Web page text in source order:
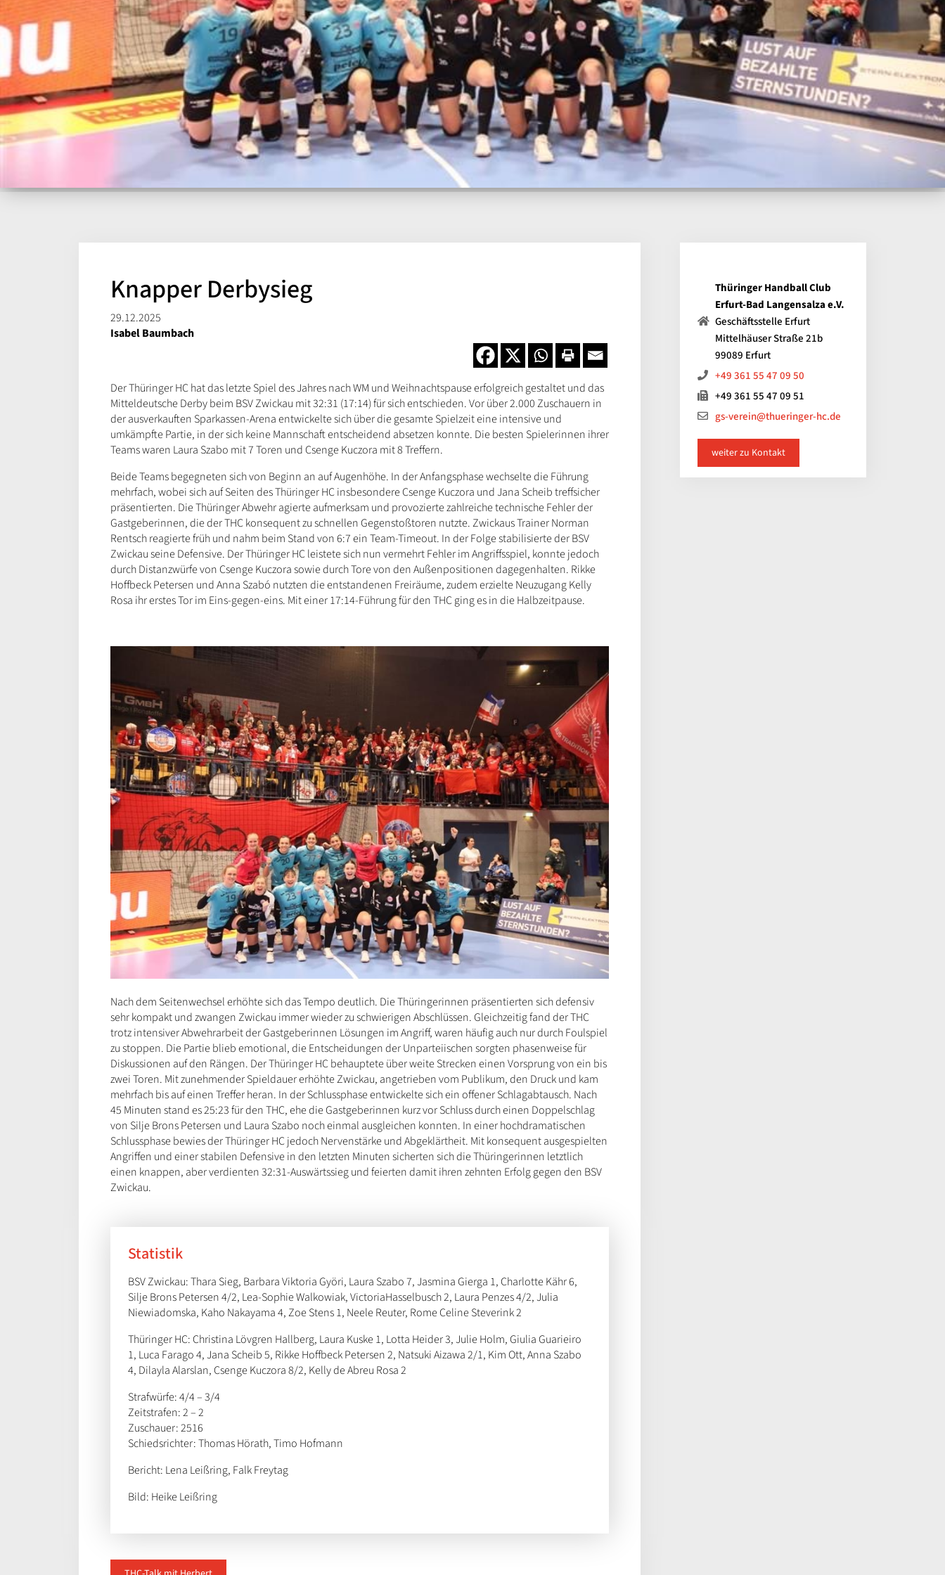
Knapper Derbysieg
29.12.2025
Isabel Baumbach
Der Thüringer HC hat das letzte Spiel des Jahres nach WM und Weihnachtspause erfolgreich gestaltet und das
Mitteldeutsche Derby beim BSV Zwickau mit 32:31 (17:14) für sich entschieden. Vor über 2.000 Zuschauern in
der ausverkauften Sparkassen-Arena entwickelte sich über die gesamte Spielzeit eine intensive und
umkämpfte Partie, in der sich keine Mannschaft entscheidend absetzen konnte. Die besten Spielerinnen ihrer
Teams waren Laura Szabo mit 7 Toren und Csenge Kuczora mit 8 Treffern.
Beide Teams begegneten sich von Beginn an auf Augenhöhe. In der Anfangsphase wechselte die Führung
mehrfach, wobei sich auf Seiten des Thüringer HC insbesondere Csenge Kuczora und Jana Scheib treffsicher
präsentierten. Die Thüringer Abwehr agierte aufmerksam und provozierte zahlreiche technische Fehler der
Gastgeberinnen, die der THC konsequent zu schnellen Gegenstoßtoren nutzte. Zwickaus Trainer Norman
Rentsch reagierte früh und nahm beim Stand von 6:7 ein Team-Timeout. In der Folge stabilisierte der BSV
Zwickau seine Defensive. Der Thüringer HC leistete sich nun vermehrt Fehler im Angriffsspiel, konnte jedoch
durch Distanzwürfe von Csenge Kuczora sowie durch Tore von den Außenpositionen dagegenhalten. Rikke
Hoffbeck Petersen und Anna Szabó nutzten die entstandenen Freiräume, zudem erzielte Neuzugang Kelly
Rosa ihr erstes Tor im Eins-gegen-eins. Mit einer 17:14-Führung für den THC ging es in die Halbzeitpause.
Nach dem Seitenwechsel erhöhte sich das Tempo deutlich. Die Thüringerinnen präsentierten sich defensiv
sehr kompakt und zwangen Zwickau immer wieder zu schwierigen Abschlüssen. Gleichzeitig fand der THC
trotz intensiver Abwehrarbeit der Gastgeberinnen Lösungen im Angriff, waren häufig auch nur durch Foulspiel
zu stoppen. Die Partie blieb emotional, die Entscheidungen der Unparteiischen sorgten phasenweise für
Diskussionen auf den Rängen. Der Thüringer HC behauptete über weite Strecken einen Vorsprung von ein bis
zwei Toren. Mit zunehmender Spieldauer erhöhte Zwickau, angetrieben vom Publikum, den Druck und kam
mehrfach bis auf einen Treffer heran. In der Schlussphase entwickelte sich ein offener Schlagabtausch. Nach
45 Minuten stand es 25:23 für den THC, ehe die Gastgeberinnen kurz vor Schluss durch einen Doppelschlag
von Silje Brons Petersen und Laura Szabo noch einmal ausgleichen konnten. In einer hochdramatischen
Schlussphase bewies der Thüringer HC jedoch Nervenstärke und Abgeklärtheit. Mit konsequent ausgespielten
Angriffen und einer stabilen Defensive in den letzten Minuten sicherten sich die Thüringerinnen letztlich
einen knappen, aber verdienten 32:31-Auswärtssieg und feierten damit ihren zehnten Erfolg gegen den BSV
Zwickau.
Statistik
BSV Zwickau: Thara Sieg, Barbara Viktoria Györi, Laura Szabo 7, Jasmina Gierga 1, Charlotte Kähr 6,
Silje Brons Petersen4/2, Lea-Sophie Walkowiak, VictoriaHasselbusch 2, Laura Penzes 4/2, Julia
Niewiadomska, Kaho Nakayama 4, Zoe Stens 1, Neele Reuter, Rome Celine Steverink 2
Thüringer HC: Christina Lövgren Hallberg, Laura Kuske 1, Lotta Heider 3, Julie Holm, Giulia Guarieiro
1, Luca Farago 4, Jana Scheib 5, Rikke Hoffbeck Petersen 2, Natsuki Aizawa 2/1, Kim Ott, Anna Szabo
4, Dilayla Alarslan, Csenge Kuczora 8/2, Kelly de Abreu Rosa 2
Strafwürfe:4/4 – 3/4
Zeitstrafen: 2 – 2
Zuschauer: 2516
Schiedsrichter: Thomas Hörath, Timo Hofmann
Bericht: Lena Leißring, Falk Freytag
Bild: Heike Leißring
Thüringer Handball Club
Erfurt-Bad Langensalza e.V.
Geschäftsstelle Erfurt
Mittelhäuser Straße 21b
99089 Erfurt
+49 361 55 47 09 50
+49 361 55 47 09 51
gs-verein@thueringer-hc.de
weiter zu Kontakt